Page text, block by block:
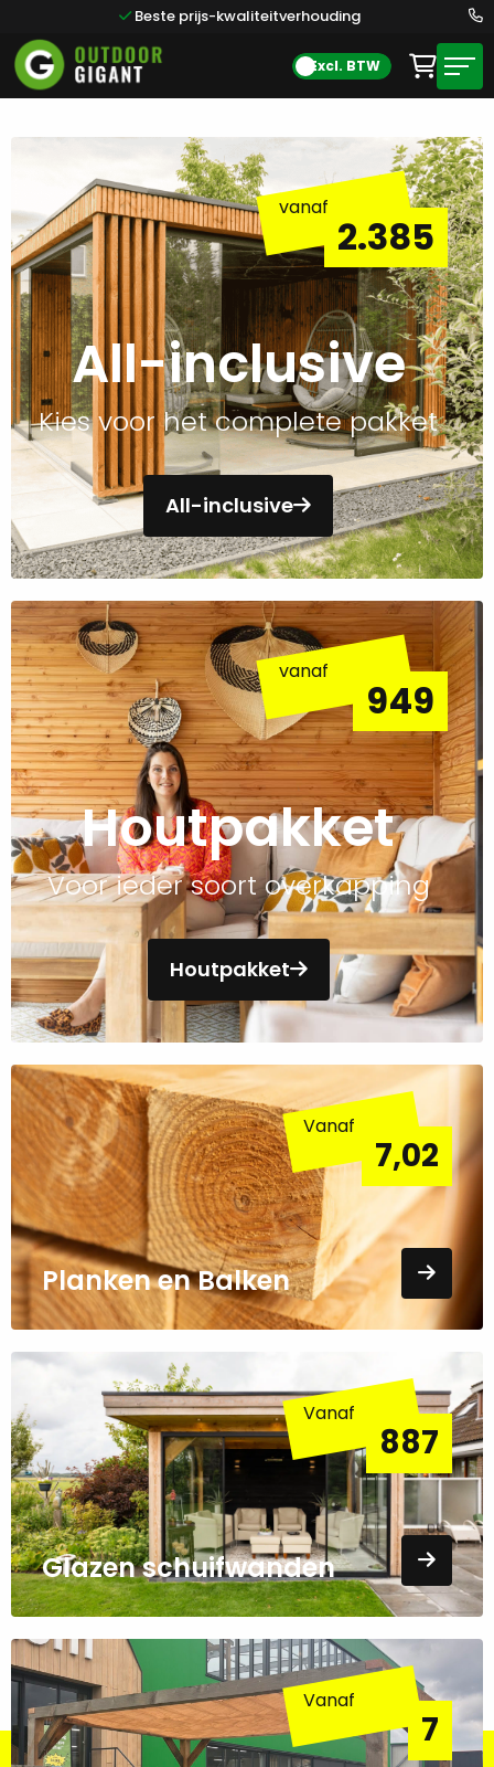
Beste prijs-kwaliteitverhouding
Excl. BTW
All-inclusive
Kies voor het complete pakket
All-inclusive
vanaf
2.385
over
All-
inclusive
Houtpakket
Voor ieder soort overkapping
Houtpakket
vanaf
949
Lees
meer
over
Houtpakket
Planken en Balken
Vanaf
7,02
Lees
meer
over
Voorbeeld
pagina
Glazen schuifwanden
Vanaf
887
Lees
meer
over
Vanaf
7
Lees
meer
over
Restanten